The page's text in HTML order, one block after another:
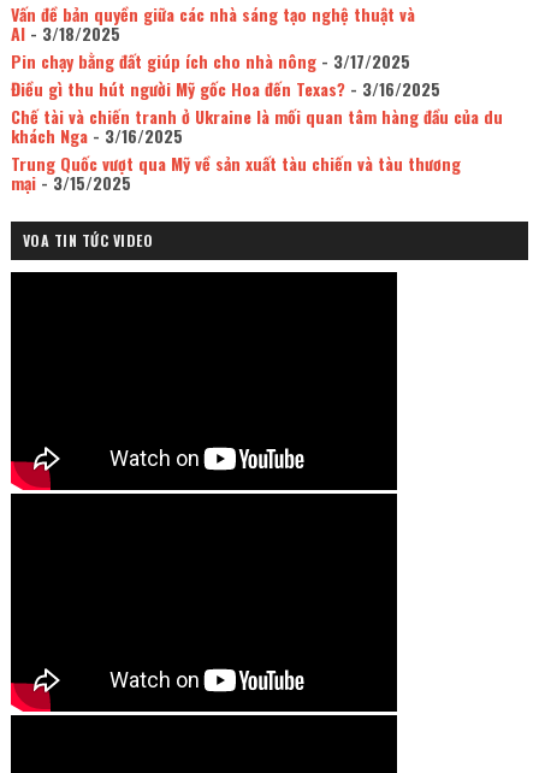
Vấn đề bản quyền giữa các nhà sáng tạo nghệ thuật và
AI- 3/18/2025
Pin chạy bằng đất giúp ích cho nhà nông- 3/17/2025
Điều gì thu hút người Mỹ gốc Hoa đến Texas?- 3/16/2025
Chế tài và chiến tranh ở Ukraine là mối quan tâm hàng đầu của du
khách Nga- 3/16/2025
Trung Quốc vượt qua Mỹ về sản xuất tàu chiến và tàu thương
mại- 3/15/2025
VOA TIN TỨC VIDEO